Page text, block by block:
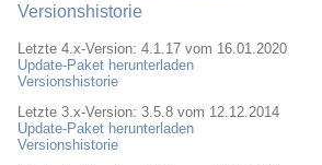
Versionshistorie
Letzte 4.x-Version: 4.1.17 vom 16.01.2020
Update-Paket herunterladen
Versionshistorie
Letzte 3.x-Version: 3.5.8 vom 12.12.2014
Update-Paket herunterladen
Versionshistorie